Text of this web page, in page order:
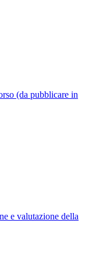
(da pubblicare in
e valutazione della